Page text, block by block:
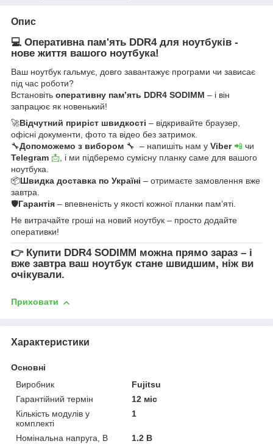
Опис
💻 Оперативна пам'ять DDR4 для ноутбуків -
нове життя вашого ноутбука!
Ваш ноутбук гальмує, довго завантажує програми чи зависає
під час роботи?
Встановіть оперативну пам’ять DDR4 SODIMM – і він
запрацює як новенький!
🚀Відчутний приріст швидкості – відкривайте браузер,
офісні документи, фото та відео без затримок.
🔧Допоможемо з вибором 🔧 – напишіть нам у Viber📲 чи
Telegram 📩 , і ми підберемо сумісну планку саме для вашого
ноутбука.
📦Швидка доставка по Україні – отримаєте замовлення вже
завтра.
🛡Гарантія – впевненість у якості кожної планки пам’яті.
Не витрачайте гроші на новий ноутбук – просто додайте
оперативки!
👉 Купити DDR4 SODIMM можна прямо зараз – і
вже завтра ваш ноутбук стане швидшим, ніж ви
очікували.
Приховати
Характеристики
Основні
Виробник
Fujitsu
Гарантійний термін
12 міс
Кількість модулів у
комплекті
1
Номінальна напруга, В
1.2 В